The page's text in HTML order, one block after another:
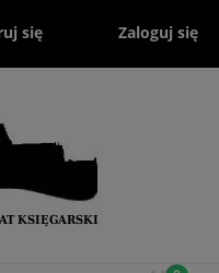
się Zaloguj się